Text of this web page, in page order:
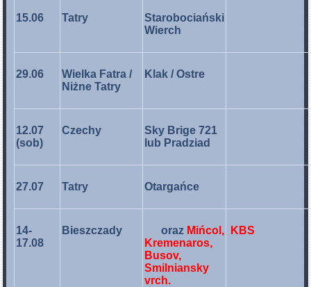
15.06 Tatry
Starobociański
Wierch
29.06
Wielka Fatra /
Niżne Tatry
Klak / Ostre
12.07
(sob)
Czechy
Sky Brige 721
lub Pradziad
27.07 Tatry Otargańce
14-
17.08
Bieszczady oraz Mińcol,
Kremenaros,
Busov,
Smilniansky
vrch.
KBS